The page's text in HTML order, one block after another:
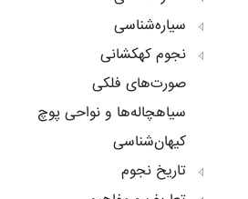
سیاره‌شناسی
نجوم کهکشانی
صورت‌های فلکی
سیاهچاله‌ها و نواحی پوچ
کیهان‌شناسی
تاریخ نجوم